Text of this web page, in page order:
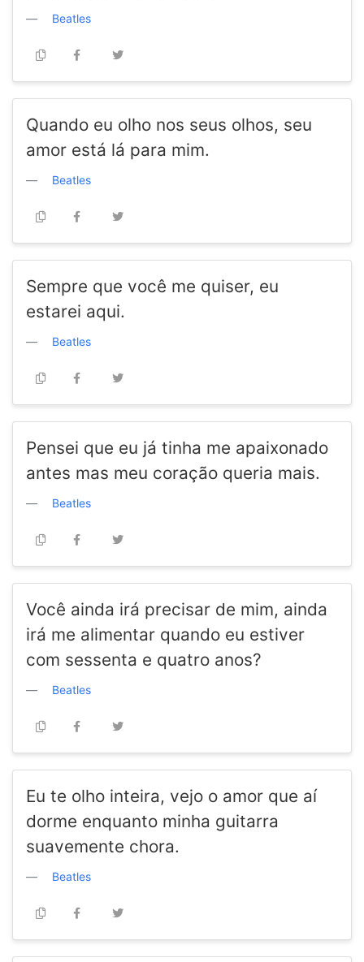
Beatles
Quando eu olho nos seus olhos, seu
amor está lá para mim.
Beatles
Sempre que você me quiser, eu
estarei aqui.
Beatles
Pensei que eu já tinha me apaixonado
antes mas meu coração queria mais.
Beatles
Você ainda irá precisar de mim, ainda
irá me alimentar quando eu estiver
com sessenta e quatro anos?
Beatles
Eu te olho inteira, vejo o amor que aí
dorme enquanto minha guitarra
suavemente chora.
Beatles